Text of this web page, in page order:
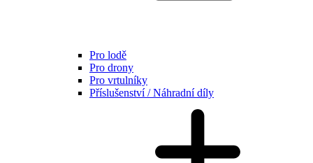
Pro lodě
Pro drony
Pro vrtulníky
Příslušenství / Náhradní díly